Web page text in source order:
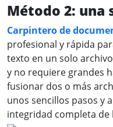
Método 2: una
Carpintero de
profesional y rápida
texto en un solo
y no requiere grandes
fusionar dos o más
unos sencillos pasos y
integridad completa de